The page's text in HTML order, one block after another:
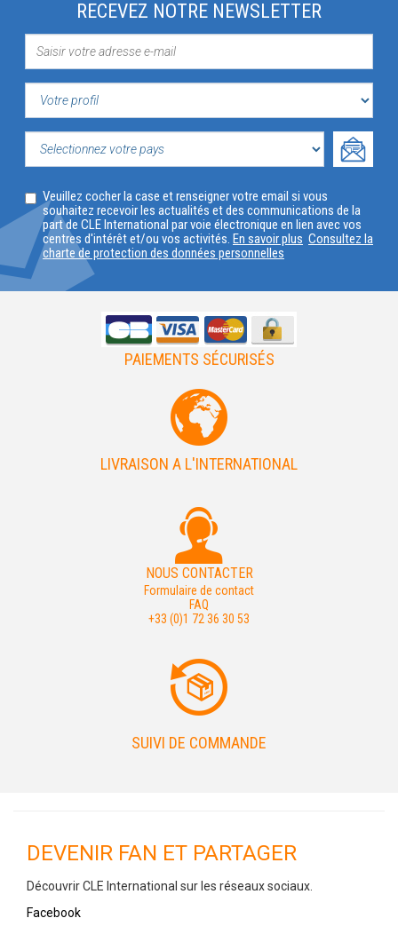
RECEVEZ NOTRE NEWSLETTER
VOTRE
PROFIL
VOTRE
PAYS
Veuillez cocher la case et renseigner votre email si vous
souhaitez recevoir les actualités et des communications de la
part de CLE International par voie électronique en lien avec vos
centres d'intérêt et/ou vos activités. En savoir plus Consultez la
charte de protection des données personnelles
PAIEMENTS SÉCURISÉS
LIVRAISON A L'INTERNATIONAL
NOUS CONTACTER
Formulaire de contact
FAQ
+33 (0)1 72 36 30 53
SUIVI DE COMMANDE
DEVENIR FAN ET PARTAGER
Découvrir CLE International sur les réseaux sociaux.
Facebook